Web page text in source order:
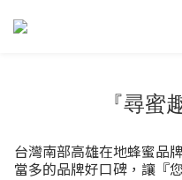
『尋蜜
台灣南部高雄在地蜂蜜品
當多的品牌好口碑，讓『